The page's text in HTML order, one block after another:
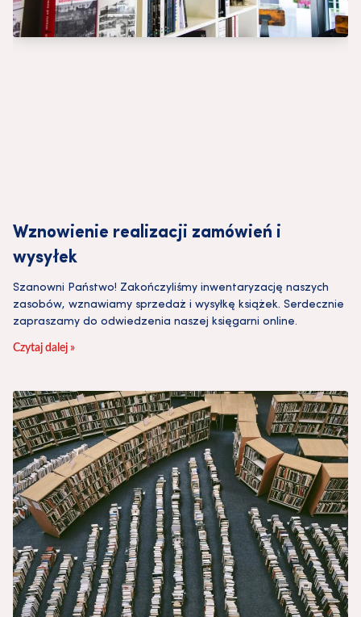
Wznowienie realizacji zamówień i
wysyłek
Szanowni Państwo! Zakończyliśmy inwentaryzację naszych
zasobów, wznawiamy sprzedaż i wysyłkę książek. Serdecznie
zapraszamy do odwiedzenia naszej księgarni online.
Czytaj dalej »